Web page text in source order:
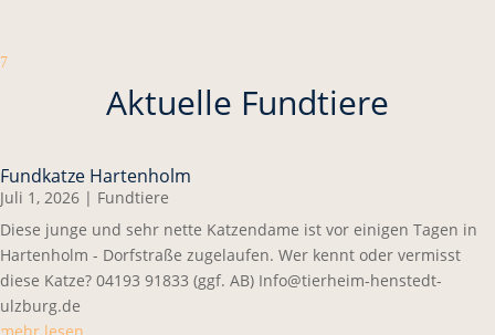
7
Aktuelle Fundtiere
Fundkatze Hartenholm
Juli 1, 2026 | Fundtiere
Diese junge und sehr nette Katzendame ist vor einigen Tagen in
Hartenholm - Dorfstraße zugelaufen. Wer kennt oder vermisst
diese Katze? 04193 91833 (ggf. AB) Info@tierheim-henstedt-
ulzburg.de